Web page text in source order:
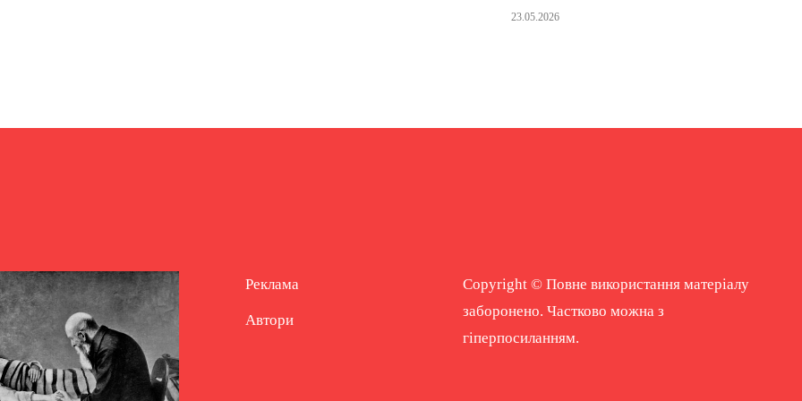
23.05.2026
Реклама
Автори
Copyright © Повне використання матеріалу
заборонено. Частково можна з
гіперпосиланням.